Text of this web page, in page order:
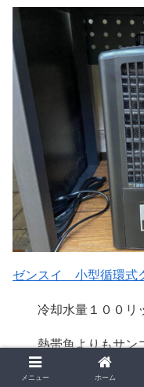
ゼンスイ 小型循環式
冷却水量１００リッ
熱帯魚よりもサンゴ
マリンアクアリウム
メニュー ホーム